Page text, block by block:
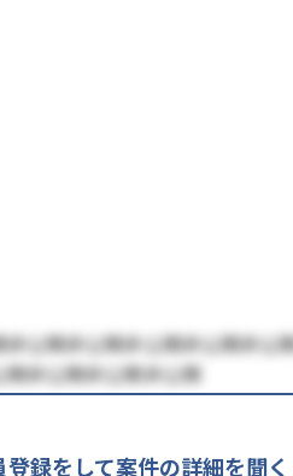
録をして案件の詳細を聞く
公開非公開非公開非公開非公
非公開非公開非公開